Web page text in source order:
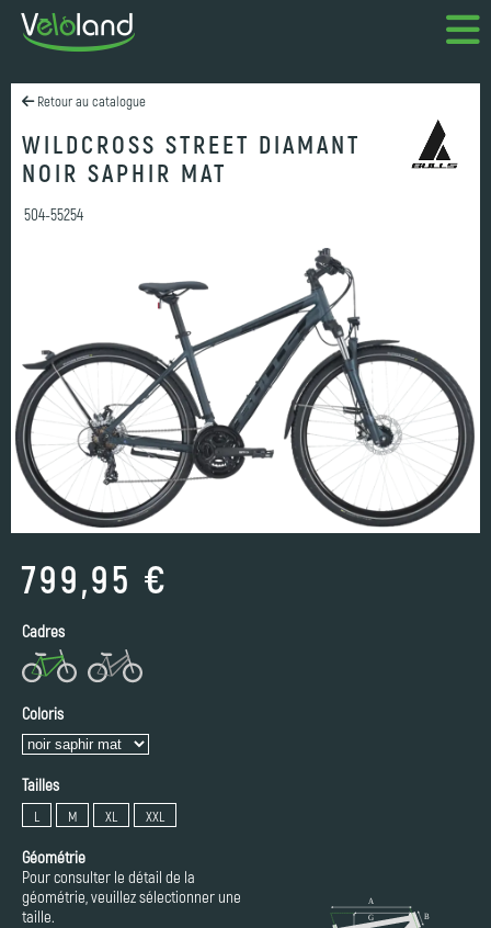
Retour au catalogue
WILDCROSS STREET DIAMANT
NOIR SAPHIR MAT
504-55254
799,95 €
Cadres
Coloris
Tailles
L M XL XXL
Géométrie
Pour consulter le détail de la
géométrie, veuillez sélectionner une
taille.